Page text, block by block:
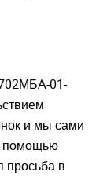
01-
и мы сами
помощью
в